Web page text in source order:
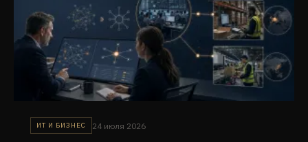
ИТ И БИЗНЕС 24 июля 2026